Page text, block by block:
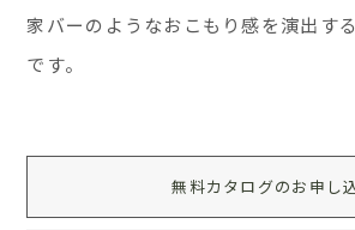
家バーのようなおこもり感を演出す
です。
無料カタログのお申し